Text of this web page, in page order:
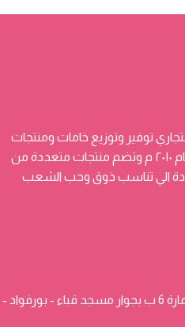
توفير وتوزيع خامات ومنتجات
شركات الحلواني والكافيهات من عام ٢٠١٠ م وتضم منتجات متعددة من
الي تناسب ذوق وحب الشعب
عنوان المحل : مساكن البحيري عمارة 6 ب بجوار مسجد قباء - بورفواد -